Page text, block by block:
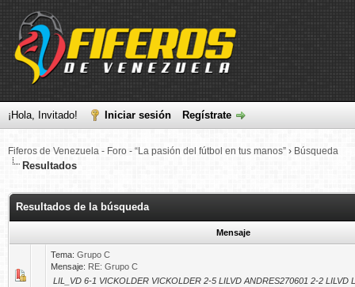
¡Hola, Invitado! Iniciar sesión Regístrate
Fiferos de Venezuela - Foro - “La pasión del fútbol en tus manos” › Búsqueda
Resultados
Resultados de la búsqueda
Mensaje
Tema: Grupo C
Mensaje: RE: Grupo C
LIL_VD 6-1 VICKOLDER VICKOLDER 2-5 LILVD ANDRES270601 2-2 LILVD